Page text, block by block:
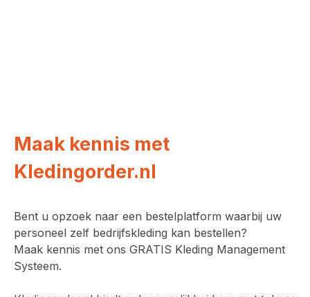
Maak kennis met
Kledingorder.nl
Bent u opzoek naar een bestelplatform waarbij uw
personeel zelf bedrijfskleding kan bestellen?
Maak kennis met ons GRATIS Kleding Management
Systeem.